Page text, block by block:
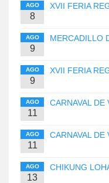
AGO
8
XVII FERIA
AGO
9
MERCADILLO
AGO
9
XVII FERIA
AGO
11
CARNAVAL DE
AGO
11
CARNAVAL DE
AGO
13
CHIKUNG